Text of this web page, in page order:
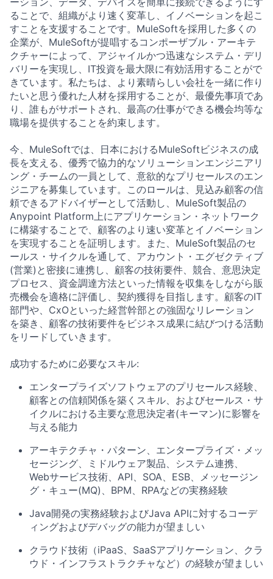
ることで、組織がより速く変革し、イノベーションを起こ
すことを支援することです。MuleSoftを採用した多くの
企業が、MuleSoftが提唱するコンポーザブル・アーキテ
クチャーによって、アジャイルかつ迅速なシステム・デリ
バリーを実現し、IT投資を最大限に有効活用することがで
きています。私たちは、より素晴らしい会社を一緒に作り
たいと思う優れた人材を採用することが、最優先事項であ
り、誰もがサポートされ、最高の仕事ができる機会均等な
職場を提供することを約束します。
今、MuleSoftでは、日本におけるMuleSoftビジネスの成
長を支える、優秀で協力的なソリューションエンジニアリ
ング・チームの一員として、意欲的なプリセールスのエン
ジニアを募集しています。このロールは、見込み顧客の信
頼できるアドバイザーとして活動し、MuleSoft製品の
Anypoint Platform上にアプリケーション・ネットワーク
に構築することで、顧客のより速い変革とイノベーション
を実現することを証明します。また、MuleSoft製品のセ
ールス・サイクルを通して、アカウント・エグゼクティブ
(営業)と密接に連携し、顧客の技術要件、競合、意思決定
プロセス、資金調達方法といった情報を収集をしながら販
売機会を適格に評価し、契約獲得を目指します。顧客のIT
部門や、CxOといった経営幹部との強固なリレーション
を築き、顧客の技術要件をビジネス成果に結びつける活動
をリードしていきます。
成功するために必要なスキル:
エンタープライズソフトウェアのプリセールス経験、
顧客との信頼関係を築くスキル、およびセールス・サ
イクルにおける主要な意思決定者(キーマン)に影響を
与える能力
アーキテクチャ・パターン、エンタープライズ・メッ
セージング、ミドルウェア製品、システム連携、
Webサービス技術、API、SOA、ESB、メッセージン
グ・キュー(MQ)、BPM、RPAなどの実務経験
Java開発の実務経験およびJava APIに対するコーデ
ィングおよびデバッグの能力が望ましい
クラウド技術（iPaaS、SaaSアプリケーション、クラ
ウド・インフラストラクチャなど）の経験が望ましい